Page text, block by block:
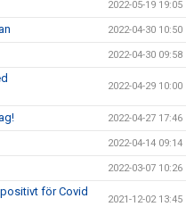
2022-05-19 19:05
2022-04-30 10:50
2022-04-30 09:58
2022-04-29 10:00
2022-04-27 17:46
2022-04-14 09:14
2022-03-07 10:26
för Covid
2021-12-02 13:45